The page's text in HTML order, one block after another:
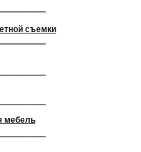
мебель
съемки